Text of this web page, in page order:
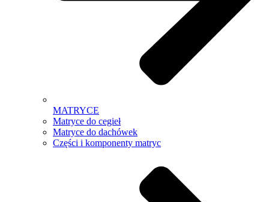
MATRYCE
Matryce do cegieł
Matryce do dachówek
Części i komponenty matryc